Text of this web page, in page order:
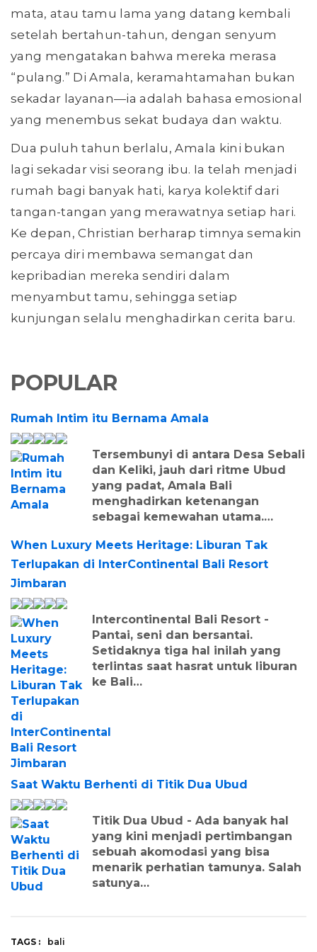
mata, atau tamu lama yang datang kembali
setelah bertahun-tahun, dengan senyum
yang mengatakan bahwa mereka merasa
“pulang.” Di Amala, keramahtamahan bukan
sekadar layanan—ia adalah bahasa emosional
yang menembus sekat budaya dan waktu.
Dua puluh tahun berlalu, Amala kini bukan
lagi sekadar visi seorang ibu. Ia telah menjadi
rumah bagi banyak hati, karya kolektif dari
tangan-tangan yang merawatnya setiap hari.
Ke depan, Christian berharap timnya semakin
percaya diri membawa semangat dan
kepribadian mereka sendiri dalam
menyambut tamu, sehingga setiap
kunjungan selalu menghadirkan cerita baru.
POPULAR
Rumah Intim itu Bernama Amala
Tersembunyi di antara Desa Sebali
dan Keliki, jauh dari ritme Ubud
yang padat, Amala Bali
menghadirkan ketenangan
sebagai kemewahan utama.…
When Luxury Meets Heritage: Liburan Tak
Terlupakan di InterContinental Bali Resort
Jimbaran
Intercontinental Bali Resort -
Pantai, seni dan bersantai.
Setidaknya tiga hal inilah yang
terlintas saat hasrat untuk liburan
ke Bali…
Saat Waktu Berhenti di Titik Dua Ubud
Titik Dua Ubud - Ada banyak hal
yang kini menjadi pertimbangan
sebuah akomodasi yang bisa
menarik perhatian tamunya. Salah
satunya…
TAGS : bali